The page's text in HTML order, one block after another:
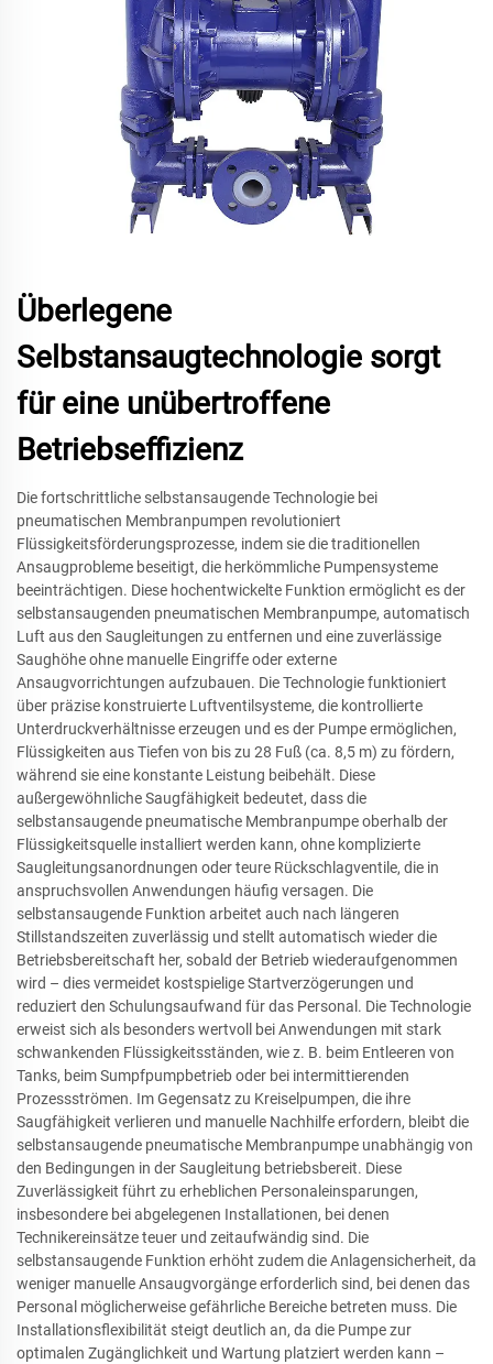
Überlegene
Selbstansaugtechnologie sorgt
für eine unübertroffene
Betriebseffizienz
Die fortschrittliche selbstansaugende Technologie bei
pneumatischen Membranpumpen revolutioniert
Flüssigkeitsförderungsprozesse, indem sie die traditionellen
Ansaugprobleme beseitigt, die herkömmliche Pumpensysteme
beeinträchtigen. Diese hochentwickelte Funktion ermöglicht es der
selbstansaugenden pneumatischen Membranpumpe, automatisch
Luft aus den Saugleitungen zu entfernen und eine zuverlässige
Saughöhe ohne manuelle Eingriffe oder externe
Ansaugvorrichtungen aufzubauen. Die Technologie funktioniert
über präzise konstruierte Luftventilsysteme, die kontrollierte
Unterdruckverhältnisse erzeugen und es der Pumpe ermöglichen,
Flüssigkeiten aus Tiefen von bis zu 28 Fuß (ca. 8,5 m) zu fördern,
während sie eine konstante Leistung beibehält. Diese
außergewöhnliche Saugfähigkeit bedeutet, dass die
selbstansaugende pneumatische Membranpumpe oberhalb der
Flüssigkeitsquelle installiert werden kann, ohne komplizierte
Saugleitungsanordnungen oder teure Rückschlagventile, die in
anspruchsvollen Anwendungen häufig versagen. Die
selbstansaugende Funktion arbeitet auch nach längeren
Stillstandszeiten zuverlässig und stellt automatisch wieder die
Betriebsbereitschaft her, sobald der Betrieb wiederaufgenommen
wird – dies vermeidet kostspielige Startverzögerungen und
reduziert den Schulungsaufwand für das Personal. Die Technologie
erweist sich als besonders wertvoll bei Anwendungen mit stark
schwankenden Flüssigkeitsständen, wie z. B. beim Entleeren von
Tanks, beim Sumpfpumpbetrieb oder bei intermittierenden
Prozessströmen. Im Gegensatz zu Kreiselpumpen, die ihre
Saugfähigkeit verlieren und manuelle Nachhilfe erfordern, bleibt die
selbstansaugende pneumatische Membranpumpe unabhängig von
den Bedingungen in der Saugleitung betriebsbereit. Diese
Zuverlässigkeit führt zu erheblichen Personaleinsparungen,
insbesondere bei abgelegenen Installationen, bei denen
Technikereinsätze teuer und zeitaufwändig sind. Die
selbstansaugende Funktion erhöht zudem die Anlagensicherheit, da
weniger manuelle Ansaugvorgänge erforderlich sind, bei denen das
Personal möglicherweise gefährliche Bereiche betreten muss. Die
Installationsflexibilität steigt deutlich an, da die Pumpe zur
optimalen Zugänglichkeit und Wartung platziert werden kann –